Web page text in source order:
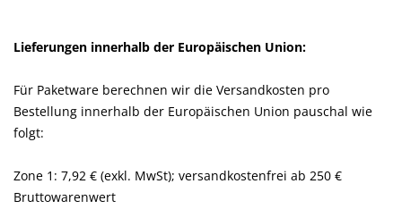
Lieferungen innerhalb der Europäischen Union:
Für Paketware berechnen wir die Versandkosten pro
Bestellung innerhalb der Europäischen Union pauschal wie
folgt:
Zone 1: 7,92 € (exkl. MwSt); versandkostenfrei ab 250 €
Bruttowarenwert